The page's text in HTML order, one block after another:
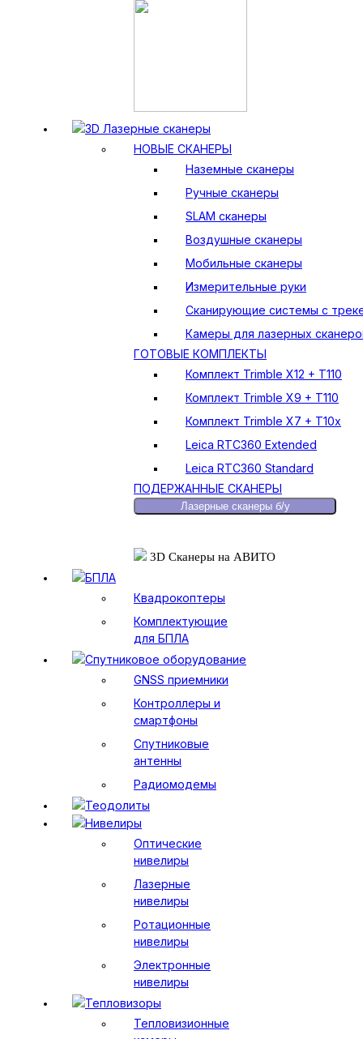
3D Лазерные сканеры
НОВЫЕ СКАНЕРЫ
Наземные сканеры
Ручные сканеры
SLAM сканеры
Воздушные сканеры
Мобильные сканеры
Измерительные руки
Сканирующие системы с
Камеры для лазерных
ГОТОВЫЕ КОМПЛЕКТЫ
Комплект Trimble X12 + T110
Комплект Trimble X9 + T110
Комплект Trimble X7 + T10x
Leica RTC360 Extended
Leica RTC360 Standard
ПОДЕРЖАННЫЕ СКАНЕРЫ
Лазерные сканеры б/у
3D Сканеры на АВИТО
БПЛА
Квадрокоптеры
Комплектующие
для БПЛА
Спутниковое оборудование
GNSS приемники
Контроллеры и
смартфоны
Спутниковые
антенны
Радиомодемы
Теодолиты
Нивелиры
Оптические
нивелиры
Лазерные
нивелиры
Ротационные
нивелиры
Электронные
нивелиры
Тепловизоры
Тепловизионные